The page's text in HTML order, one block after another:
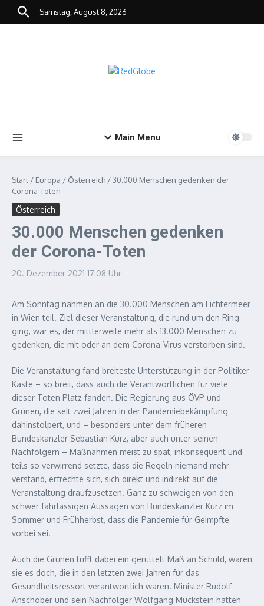
Zum Inhalt springen
Samstag, August 8, 2026
Main Menu
Start / Europa / Österreich / 30.000 Menschen gedenken der
Corona-Toten
Österreich
30.000 Menschen gedenken
der Corona-Toten
20. Dezember 2021 17:08 Uhr
Am Sonntag nahmen an die 30.000 Menschen am Lichtermeer
in Wien teil. Ziel dieser Veranstaltung, die rund um den Ring
ging, war es, der mittlerweile mehr als 13.000 Menschen zu
gedenken, die mit oder an dem Corona-Virus verstorben sind.
Die Veranstaltung fand breiteste Unterstützung in der Politiker-
Kaste – so breit, dass auch die Verantwortlichen für viele
dieser Toten Platz fanden. Die Regierung aus ÖVP und
Grünen, die seit zwei Jahren in der Pandemiebekämpfung
dahinstolpert, und – besonders unter dem früheren
Bundeskanzler Sebastian Kurz, aber auch unter seinen
Nachfolgern – Maßnahmen meist zu spät, inkonsequent und
teils so verwirrend setzte, dass die Regeln niemand mehr
verstand, erfrechte sich, sich direkt und indirekt auf die
Veranstaltung draufzusetzen. Ganz zu schweigen von den
schwer fahrlässigen Aussagen von Bundeskanzler Kurz im
Sommer und Frühherbst, dass die Pandemie für Geimpfte
vorbei sei.
Auch die Grünen trifft dabei ein gerüttelt Maß an Schuld, waren
sie es doch, die in den letzten zwei Jahren für das
Gesundheitsressort verantwortlich waren. Minister Rudolf
Anschober und sein Nachfolger Wolfgang Mückstein hätten